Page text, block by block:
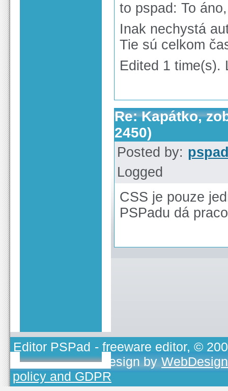
to pspad: To
Inak nechystá
Tie sú celkom
Edited 1 time(s).
Re: Kapátko,
2450)
Posted by:
Logged
CSS je pouze
PSPadu dá
Editor PSPad - freeware editor, ©
TOJEONO.CZ, design by
policy and GDPR